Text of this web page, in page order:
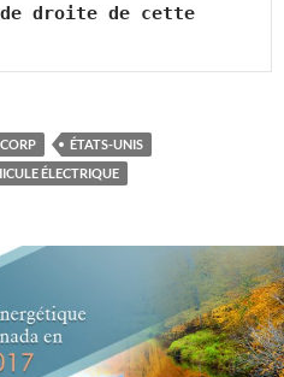
droite de cette
ÉTATS-UNIS
ÉLECTRIQUE